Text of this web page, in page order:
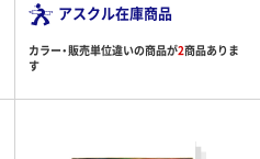
アスクル在庫商品
カラー・販売単位違いの商品が2商品ありま
す